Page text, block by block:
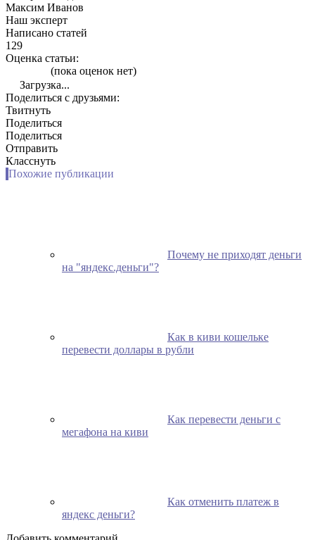
Максим Иванов
Наш эксперт
Написано статей
129
Оценка статьи:
(пока оценок нет)
Загрузка...
Поделиться с друзьями:
Твитнуть
Поделиться
Поделиться
Отправить
Класснуть
Похожие публикации
Почему не приходят деньги
на "яндекс.деньги"?
Как в киви кошельке
перевести доллары в рубли
Как перевести деньги с
мегафона на киви
Как отменить платеж в
яндекс деньги?